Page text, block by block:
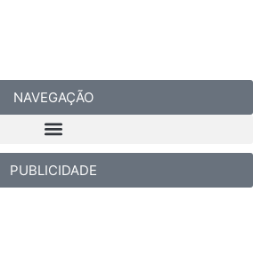
NAVEGAÇÃO
PUBLICIDADE